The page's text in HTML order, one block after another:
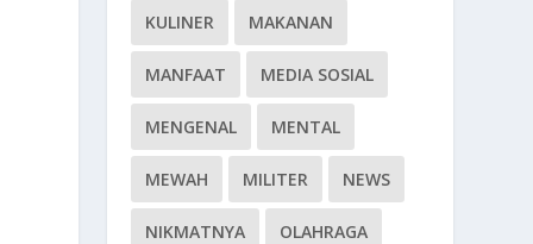
KULINER MAKANAN
MANFAAT MEDIA SOSIAL
MENGENAL MENTAL
MEWAH MILITER NEWS
NIKMATNYA OLAHRAGA